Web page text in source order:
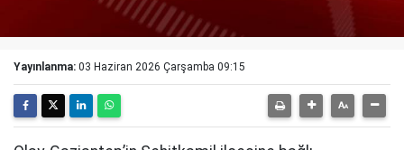
Yayınlanma: 03 Haziran 2026 Çarşamba 09:15